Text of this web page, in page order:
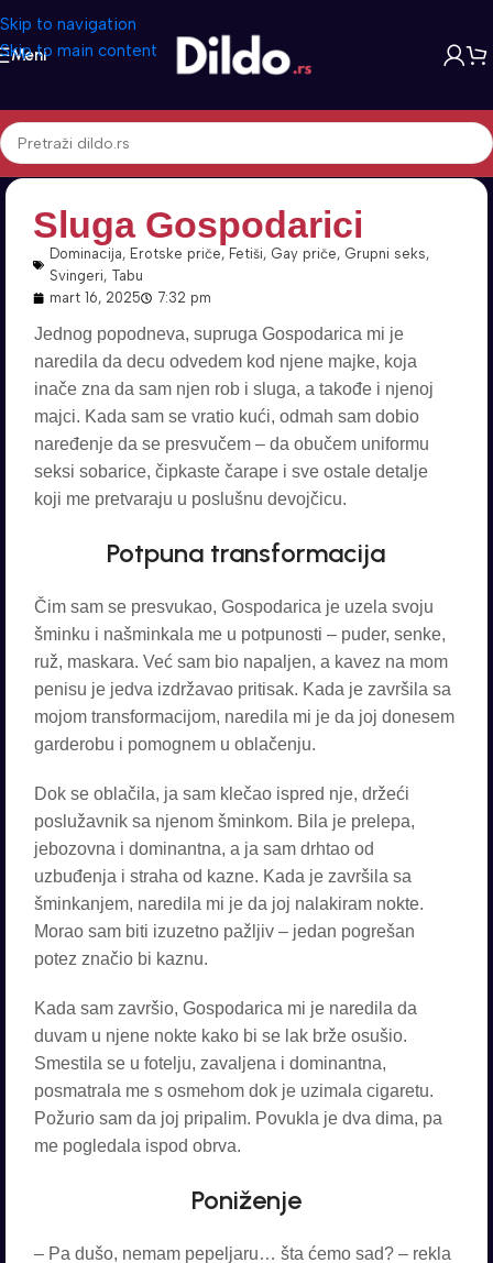
Skip to navigation
Skip to main content
Meni
Sluga Gospodarici
Dominacija, Erotske priče, Fetiši, Gay priče, Grupni seks,
Svingeri, Tabu
mart 16, 2025
7:32 pm
Jednog popodneva, supruga Gospodarica mi je
naredila da decu odvedem kod njene majke, koja
inače zna da sam njen rob i sluga, a takođe i njenoj
majci. Kada sam se vratio kući, odmah sam dobio
naređenje da se presvučem – da obučem uniformu
seksi sobarice, čipkaste čarape i sve ostale detalje
koji me pretvaraju u poslušnu devojčicu.
Potpuna transformacija
Čim sam se presvukao, Gospodarica je uzela svoju
šminku i našminkala me u potpunosti – puder, senke,
ruž, maskara. Već sam bio napaljen, a kavez na mom
penisu je jedva izdržavao pritisak. Kada je završila sa
mojom transformacijom, naredila mi je da joj donesem
garderobu i pomognem u oblačenju.
Dok se oblačila, ja sam klečao ispred nje, držeći
poslužavnik sa njenom šminkom. Bila je prelepa,
jebozovna i dominantna, a ja sam drhtao od
uzbuđenja i straha od kazne. Kada je završila sa
šminkanjem, naredila mi je da joj nalakiram nokte.
Morao sam biti izuzetno pažljiv – jedan pogrešan
potez značio bi kaznu.
Kada sam završio, Gospodarica mi je naredila da
duvam u njene nokte kako bi se lak brže osušio.
Smestila se u fotelju, zavaljena i dominantna,
posmatrala me s osmehom dok je uzimala cigaretu.
Požurio sam da joj pripalim. Povukla je dva dima, pa
me pogledala ispod obrva.
Poniženje
– Pa dušo, nemam pepeljaru… šta ćemo sad? – rekla